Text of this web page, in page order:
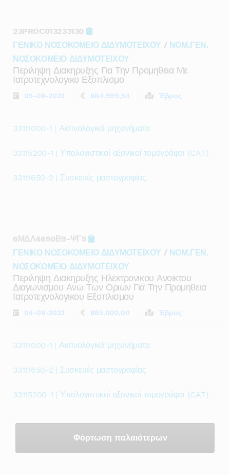
23PROC013233130
ΓΕΝΙΚΟ ΝΟΣΟΚΟΜΕΙΟ ΔΙΔΥΜΟΤΕΙΧΟΥ / ΝΟΜ.ΓΕΝ.
ΝΟΣΟΚΟΜΕΙΟ ΔΙΔΥΜΟΤΕΙΧΟΥ
Περιληψη Διακηρυξης Για Την Προμηθεια Με
Ιατροτεχνολογικο Εξοπλισμο
09-08-2023 884.999,54 Έβρος
33111000-1 | Ακτινολογικά μηχανήματα
33115200-1 | Υπολογιστικοί αξονικοί τομογράφοι (CAT)
33111650-2 | Συσκευές μαστογραφίας
6ΜΔΛ4690Β9-ΨΓ5
ΓΕΝΙΚΟ ΝΟΣΟΚΟΜΕΙΟ ΔΙΔΥΜΟΤΕΙΧΟΥ / ΝΟΜ.ΓΕΝ.
ΝΟΣΟΚΟΜΕΙΟ ΔΙΔΥΜΟΤΕΙΧΟΥ
Περιληψη Διακηρυξης Ηλεκτρονικου Ανοικτου
Διαγωνισμου Ανω Των Οριων Για Την Προμηθεια
Ιατροτεχνολογικου Εξοπλισμου
04-08-2023 885.000,00 Έβρος
33111000-1 | Ακτινολογικά μηχανήματα
33111650-2 | Συσκευές μαστογραφίας
33115200-1 | Υπολογιστικοί αξονικοί τομογράφοι (CAT)
Φόρτωση παλαιότερων